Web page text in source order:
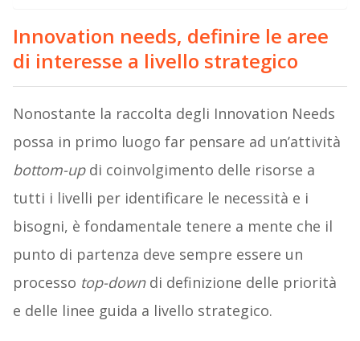
Innovation needs, definire le aree
di interesse a livello strategico
Nonostante la raccolta degli Innovation Needs
possa in primo luogo far pensare ad un’attività
bottom-updi coinvolgimento delle risorse a
tutti i livelli per identificare le necessità e i
bisogni, è fondamentale tenere a mente che il
punto di partenza deve sempre essere un
processo top-downdi definizione delle priorità
e delle linee guida a livello strategico.